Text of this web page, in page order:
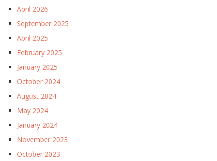
April 2026
September 2025
April 2025
February 2025
January 2025
October 2024
August 2024
May 2024
January 2024
November 2023
October 2023